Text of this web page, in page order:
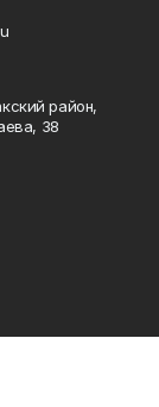
район,
38